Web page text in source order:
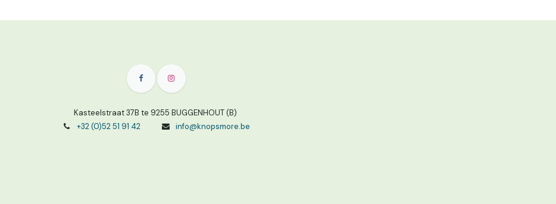
Kasteelstraat 37B te 9255 BUGGENHOUT (B)
+32 (0)52 51 91 42
info@knopsmore.be